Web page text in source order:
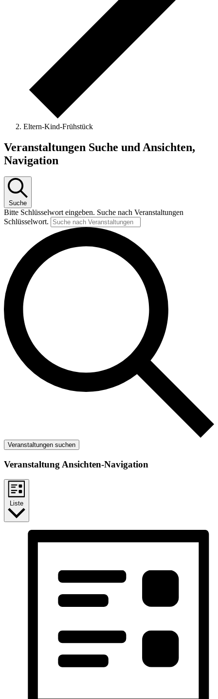
Eltern-Kind-Frühstück
Veranstaltungen
Veranstaltungen Suche und Ansichten,
Navigation
Suche
Bitte Schlüsselwort eingeben. Suche nach Veranstaltungen
Schlüsselwort.
Veranstaltungen suchen
Veranstaltung Ansichten-Navigation
Liste